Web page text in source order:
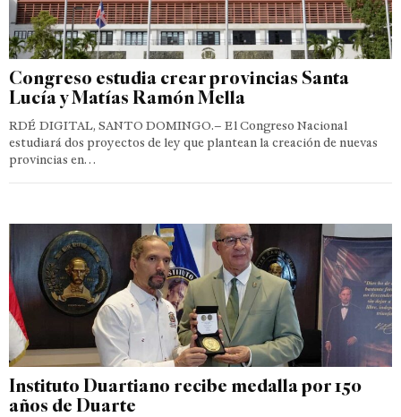
Congreso estudia crear provincias Santa
Lucía y Matías Ramón Mella
RDÉ DIGITAL, SANTO DOMINGO.– El Congreso Nacional
estudiará dos proyectos de ley que plantean la creación de nuevas
provincias en…
Instituto Duartiano recibe medalla por 150
años de Duarte